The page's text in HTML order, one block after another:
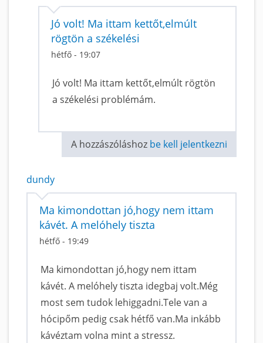
Jó volt! Ma ittam kettőt,elmúlt
rögtön a székelési
hétfő - 19:07
Jó volt! Ma ittam kettőt,elmúlt rögtön
a székelési problémám.
A hozzászóláshoz be kell jelentkezni
dundy
Ma kimondottan jó,hogy nem ittam
kávét. A melóhely tiszta
hétfő - 19:49
Ma kimondottan jó,hogy nem ittam
kávét. A melóhely tiszta idegbaj volt.Még
most sem tudok lehiggadni.Tele van a
hócipőm pedig csak hétfő van.Ma inkább
kávéztam volna mint a stressz.